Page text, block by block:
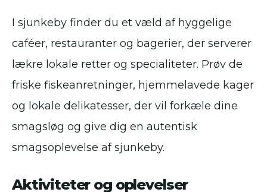
I sjunkeby finder du et væld af hyggelige
caféer, restauranter og bagerier, der serverer
lækre lokale retter og specialiteter. Prøv de
friske fiskeanretninger, hjemmelavede kager
og lokale delikatesser, der vil forkæle dine
smagsløg og give dig en autentisk
smagsoplevelse af sjunkeby.
Aktiviteter og oplevelser